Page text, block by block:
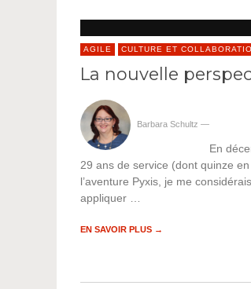
AGILE CULTURE ET
La nouvelle
Barbara Schultz —
En
29 ans de service (dont quinze
l’aventure Pyxis, je me
appliquer …
EN SAVOIR PLUS →